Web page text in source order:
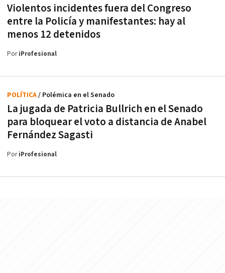
Violentos incidentes fuera del Congreso
entre la Policía y manifestantes: hay al
menos 12 detenidos
PoriProfesional
La jugada de Patricia Bullrich en el Senado
para bloquear el voto a distancia de Anabel
Fernández Sagasti
POLÍTICA/ Polémica en el Senado
PoriProfesional